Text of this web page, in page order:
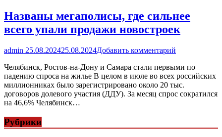
Названы мегаполисы, где сильнее
всего упали продажи новостроек
admin 25.08.202425.08.2024Добавить комментарий
Челябинск, Ростов-на-Дону и Самара стали первыми по
падению спроса на жилье В целом в июле во всех российских
миллионниках было зарегистрировано около 20 тыс.
договоров долевого участия (ДДУ). За месяц спрос сократился
на 46,6% Челябинск…
Рубрики